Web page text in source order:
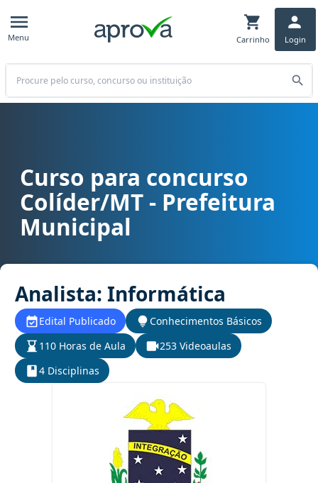
Menu Carrinho Login
Buscar
Curso para concurso Colíder/MT - Prefeitura Municipal cargo
Curso para concurso
Colíder/MT - Prefeitura
Municipal
Analista: Informática
Edital Publicado
Conhecimentos Básicos
110 Horas de Aula
253 Videoaulas
4 Disciplinas